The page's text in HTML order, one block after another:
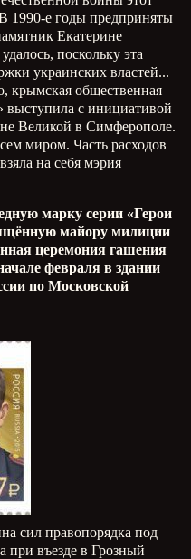
1990-е годы предприняты
Екатерине
поскольку эта
украинских властей...
крымская общественная
выступила с инициативой
Великой в Симферополе.
миром. Часть расходов
на себя мэрия
марку серии «Герои
майору милиции
церемония гашения
февраля в здании
по Московской
сил правопорядка под
при въезде в Грозный